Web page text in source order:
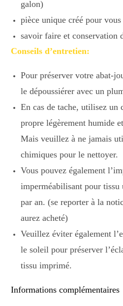
galon)
pièce unique créé pour vous
savoir faire et conservation
Conseils d’entretien:
Pour préserver votre abat-
le dépoussiérer avec un
En cas de tache, utilisez
propre légèrement humide
Mais veuillez à ne jamais
chimiques pour le nettoyer.
Vous pouvez également
imperméabilisant pour
par an. (se reporter à la
aurez acheté)
Veuillez éviter également
le soleil pour préserver
tissu imprimé.
Informations complémentaires